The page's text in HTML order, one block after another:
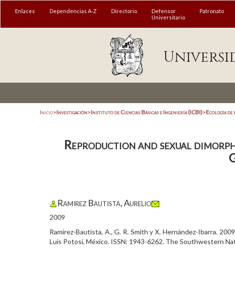
Enlaces Dependencias A-Z Directorio
Defensor
Universitario
Patronato
Inicio>Investigación>Instituto de Ciencias Básicas e Ingeniería (ICBI)>Ecología de
Reproduction and sexual
Ramirez Bautista, Aurelio
2009
Ramírez-Bautista, A., G. R. Smith y X. Hernández-Ibarra.
Luis Potosí, México. ISSN: 1943-6262. The Southwestern